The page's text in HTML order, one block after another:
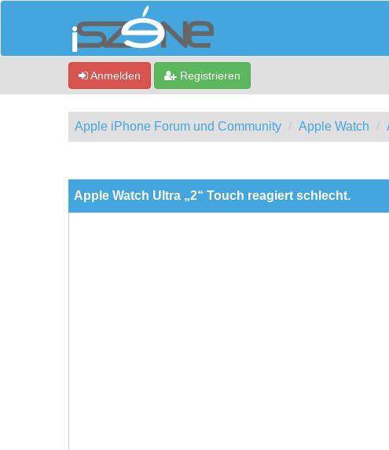
Anmelden Registrieren
Apple iPhone Forum und Community Apple Watch
Apple Watch Ultra „2“ Touch reagiert schlecht.